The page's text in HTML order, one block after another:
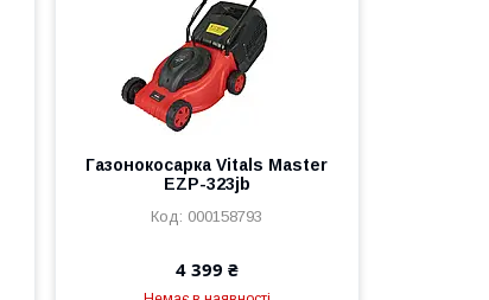
Газонокосарка Vitals Master
EZP-323jb
000158793
4 399 ₴